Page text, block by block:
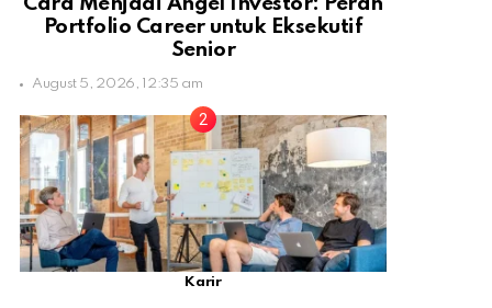
Cara Menjadi Angel Investor: Peran
Portfolio Career untuk Eksekutif
Senior
August 5, 2026, 12:35 am
Karir